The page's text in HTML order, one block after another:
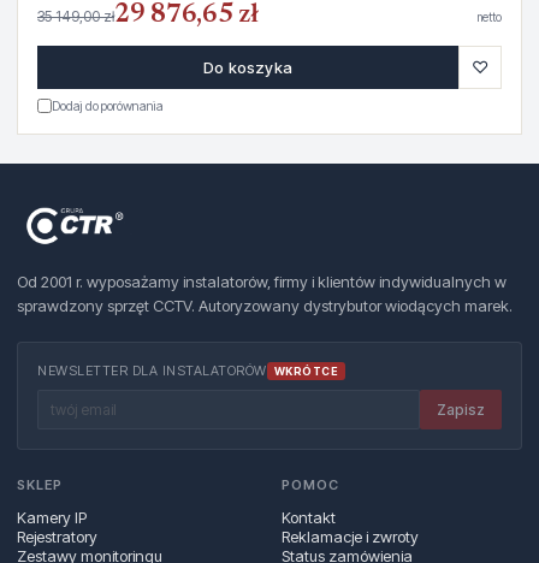
35 149,00 zł29 876,65 zł netto
Do koszyka ♡
Dodaj do porównania
Od 2001 r. wyposażamy instalatorów, firmy i klientów indywidualnych w
sprawdzony sprzęt CCTV. Autoryzowany dystrybutor wiodących marek.
NEWSLETTER DLA INSTALATORÓW WKRÓTCE
Zapisz
SKLEP
Kamery IP
Rejestratory
Zestawy monitoringu
POMOC
Kontakt
Reklamacje i zwroty
Status zamówienia